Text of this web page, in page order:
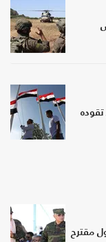
تقوده
مقترح